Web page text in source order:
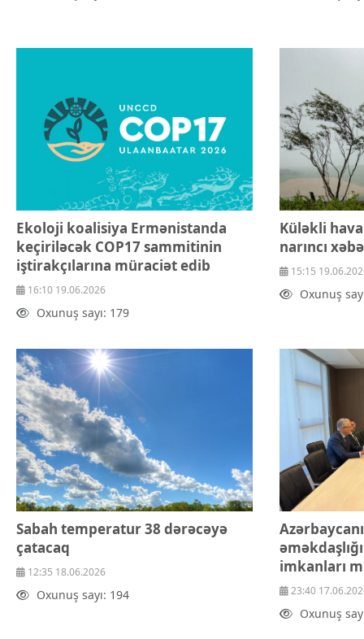
Ekoloji koalisiya Ermənistanda
keçiriləcək COP17 sammitinin
iştirakçılarına müraciət edib
16:10 19.06.2026
Oxunuş sayı: 179
Küləkli
narıncı
15:15
Oxunuş
Sabah temperatur 38 dərəcəyə
çatacaq
12:35 18.06.2026
Oxunuş sayı: 194
imkanları
23:40
Oxunuş